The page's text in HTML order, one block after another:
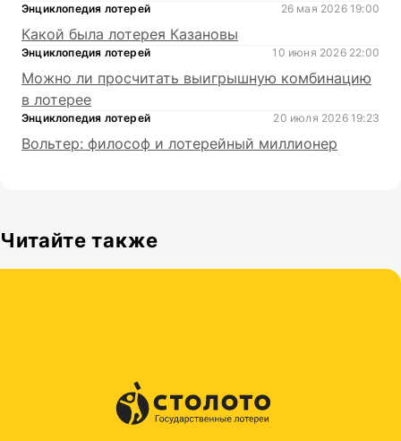
Энциклопедия лотерей 26 мая 2026 19:00
Какой была лотерея Казановы
Энциклопедия лотерей 10 июня 2026 22:00
Можно ли просчитать выигрышную комбинацию
в лотерее
Энциклопедия лотерей 20 июля 2026 19:23
Вольтер: философ и лотерейный миллионер
Читайте также